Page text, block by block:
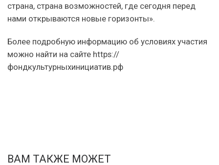
страна, страна возможностей, где сегодня перед
нами открываются новые горизонты».
Более подробную информацию об условиях участия
можно найти на сайте https://
фондкультурныхинициатив.рф
ВАМ ТАКЖЕ МОЖЕТ